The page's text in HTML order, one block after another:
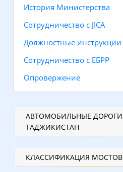
История Министерства
Сотрудничество с JICA
Должностные инструкции
Сотрудничество с ЕБРР
Опровержение
АВТОМОБИЛЬНЫЕ ДОРОГИ
ТАДЖИКИСТАН
КЛАССИФИКАЦИЯ МОСТОВ